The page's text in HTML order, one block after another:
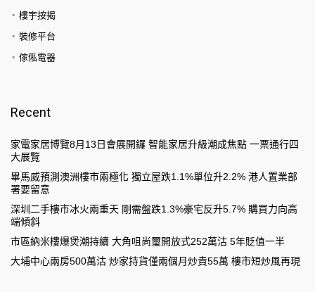
樓宇按揭
裝修平台
傢俬電器
Recent
家電家居博覽8月13日會展開鑼 智能家居升級潮成焦點 一票通行四
大展覽
畢馬威預測澳洲樓市兩極化 獨立屋跌1.1%單位升2.2% 港人置業部
署要留意
深圳二手樓市冰火兩重天 剛需盤跌1.3%豪宅反升5.7% 購買力向高
端傾斜
市區納米樓爆煲潮持續 大角咀尚璽開放式252萬沽 5年貶值一半
大埔中心兩房500萬沽 炒家持貨僅兩個月炒貴55萬 樓市短炒風再現